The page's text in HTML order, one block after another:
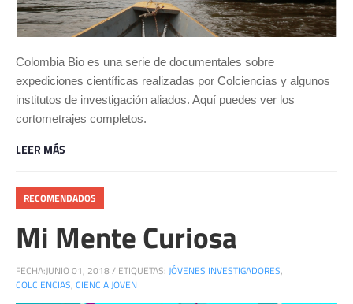
Colombia Bio es una serie de documentales sobre
expediciones científicas realizadas por Colciencias y algunos
institutos de investigación aliados. Aquí puedes ver los
cortometrajes completos.
LEER MÁS
RECOMENDADOS
Mi Mente Curiosa
FECHA:JUNIO 01, 2018/ ETIQUETAS: JÓVENES INVESTIGADORES,
COLCIENCIAS, CIENCIA JOVEN